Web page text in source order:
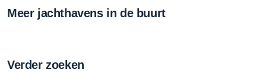
Meer jachthavens in de buurt
Verder zoeken